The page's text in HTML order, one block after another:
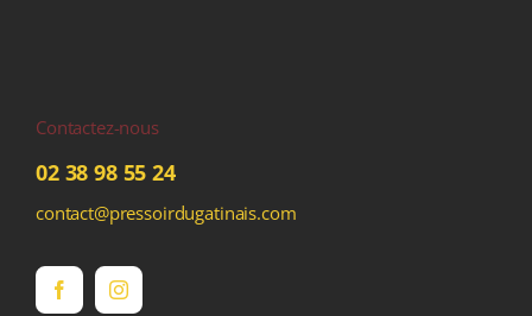
Contactez-nous
02 38 98 55 24
contact@pressoirdugatinais.com